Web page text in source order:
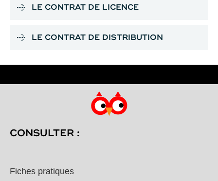
LE CONTRAT DE LICENCE
LE CONTRAT DE DISTRIBUTION
CONSULTER :
Fiches pratiques